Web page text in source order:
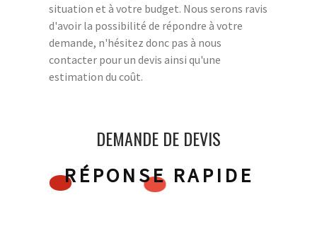
situation et à votre budget. Nous serons ravis
d'avoir la possibilité de répondre à votre
demande, n'hésitez donc pas à nous
contacter pour un devis ainsi qu'une
estimation du coût.
DEMANDE DE DEVIS
RÉPONSE RAPIDE